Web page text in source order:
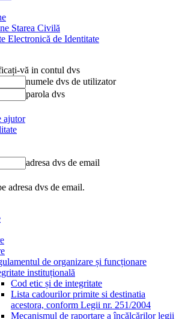
Starea Civilă
Electronică de Identitate
vă in contul dvs
numele dvs de utilizator
parola dvs
ajutor
adresa dvs de email
adresa dvs de email.
de organizare și funcționare
instituțională
Cod etic și de integritate
Lista cadourilor primite si destinatia
acestora, conform Legii nr. 251/2004
Mecanismul de raportare a încălcărilor legii